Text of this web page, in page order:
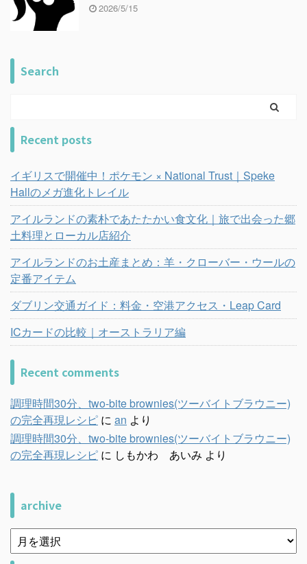
2026/5/15
Search
Recent posts
イギリスで開催中！ポケモン × National Trust｜Speke
Hallのメガ進化トレイル
アイルランドの素朴であたたかい食文化｜旅で出会った郷
土料理とローカル店紹介
アイルランドのお土産まとめ：羊・クローバー・ウールの
定番アイテム
ダブリン交通ガイド：料金・空港アクセス・Leap Card
ICカードの比較｜オーストラリア編
Recent comments
調理時間30分、two-bite brownies(ツーバイトブラウニー)
の完全再現レシピ に an より
調理時間30分、two-bite brownies(ツーバイトブラウニー)
の完全再現レシピ に しもかわ あいみ より
archive